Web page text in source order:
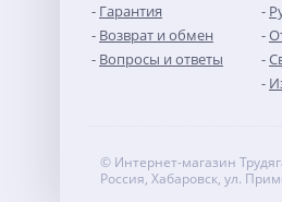
Гарантия
Возврат и обмен
Вопросы и ответы
© Интернет-магазин
Россия, Хабаровск, ул.